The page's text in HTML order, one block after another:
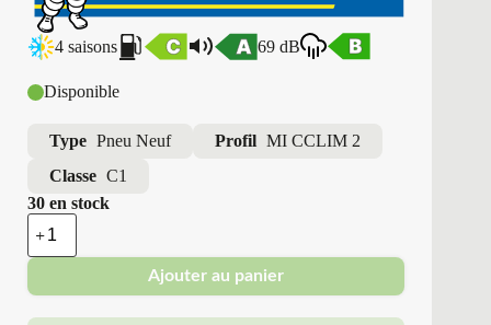
4 saisons 69 dB
Disponible
Type Pneu Neuf Profil MI CCLIM 2
Classe C1
30 en stock
quantité
de
Michelin
Pneus
Neufs
Ajouter au panier